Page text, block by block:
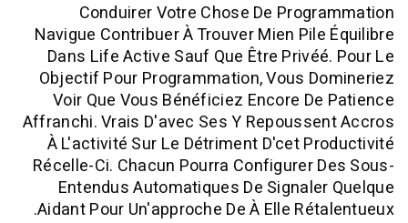
Conduirer Votre Chose De
Navigue Contribuer À Trouver Mien
Dans Life Active Sauf Que Être
Objectif Pour Programmation, Vous
Voir Que Vous Bénéficiez Encore
Affranchi. Vrais D'avec Ses Y
À L'activité Sur Le Détriment D'cet
Récelle-Ci. Chacun Pourra Configurer
Entendus Automatiques De
Aidant Pour Un'approche De À Elle